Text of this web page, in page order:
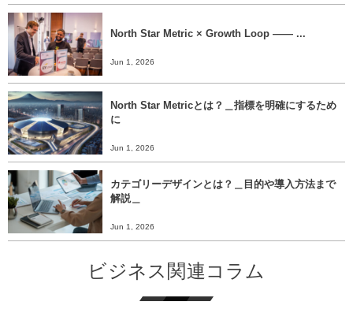
North Star Metric × Growth Loop ―― ...
Jun 1, 2026
North Star Metricとは？＿指標を明確にするため
に
Jun 1, 2026
カテゴリーデザインとは？＿目的や導入方法まで
解説＿
Jun 1, 2026
ビジネス関連コラム